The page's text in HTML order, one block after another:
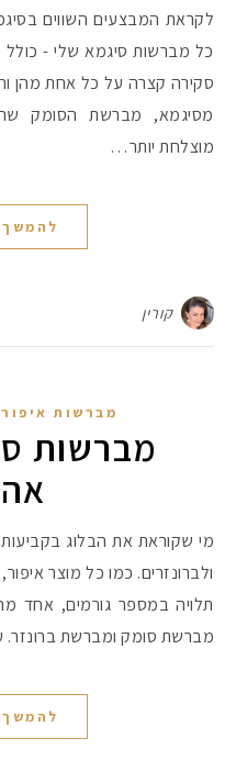
לקראת המבצעים השווים בסיגמא בבלאק פריידיי, מרכזת כאן את
כל מברשות סיגמא שלי - כולל
סקירה קצרה על כל אחת מהן
מסיגמא, מברשת הסומק
מוצלחת יותר…
קורין
מברשות איפור
מברשות
מי שקוראת את הבלוג בקביעות יודעת כמה גדולה אהבתי לסמקים
ולברונזרים. כמו כל מוצר
תלויה במספר גורמים, אחד
מברשת סומק ומברשת